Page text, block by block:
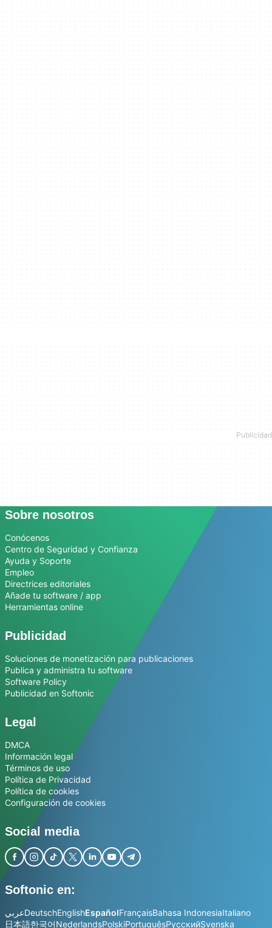
Sobre nosotros
Conócenos
Centro de Seguridad y Confianza
Ayuda y Soporte
Empleo
Directrices editoriales
Añade tu software / app
Herramientas online
Publicidad
Soluciones de monetización para publicaciones
Publica y administra tu software
Software Policy
Publicidad en Softonic
Legal
DMCA
Información legal
Términos de uso
Política de Privacidad
Política de cookies
Configuración de cookies
Social media
Softonic en:
عربيDeutschEnglishEspañolFrançaisBahasa IndonesiaItaliano
日本語한국어NederlandsPolskiPortuguêsРусскийSvenska